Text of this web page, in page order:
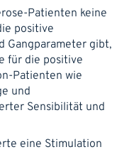
Patienten keine
positive
Gangparameter gibt,
für die positive
Patienten wie
und
Sensibilität und
eine Stimulation